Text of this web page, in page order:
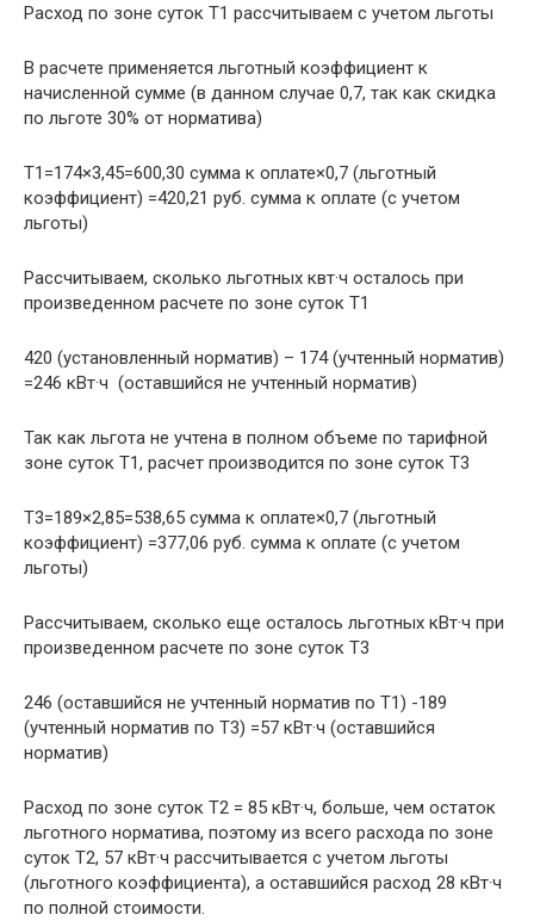
Расход по зоне суток Т1 рассчитываем с учетом льготы
В расчете применяется льготный коэффициент к
начисленной сумме (в данном случае 0,7, так как скидка
по льготе 30% от норматива)
Т1=174×3,45=600,30 сумма к оплате×0,7 (льготный
коэффициент) =420,21 руб. сумма к оплате (с учетом
льготы)
Рассчитываем, сколько льготных квт·ч осталось при
произведенном расчете по зоне суток Т1
420 (установленный норматив) – 174 (учтенный норматив)
=246 кВт·ч (оставшийся не учтенный норматив)
Так как льгота не учтена в полном объеме по тарифной
зоне суток Т1, расчет производится по зоне суток Т3
Т3=189×2,85=538,65 сумма к оплате×0,7 (льготный
коэффициент) =377,06 руб. сумма к оплате (с учетом
льготы)
Рассчитываем, сколько еще осталось льготных кВт·ч при
произведенном расчете по зоне суток Т3
246 (оставшийся не учтенный норматив по Т1) -189
(учтенный норматив по Т3) =57 кВт·ч (оставшийся
норматив)
Расход по зоне суток Т2 = 85 кВт·ч, больше, чем остаток
льготного норматива, поэтому из всего расхода по зоне
суток Т2, 57 кВт·ч рассчитывается с учетом льготы
(льготного коэффициента), а оставшийся расход 28 кВт·ч
по полной стоимости.